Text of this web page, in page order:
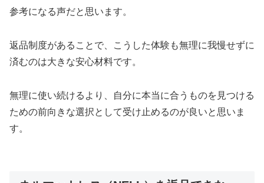
参考になる声だと思います。
返品制度があることで、こうした体験も無理に我慢せずに
済むのは大きな安心材料です。
無理に使い続けるより、自分に本当に合うものを見つける
ための前向きな選択として受け止めるのが良いと思いま
す。